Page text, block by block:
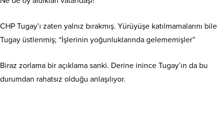
CHP Tugay’ı zaten yalnız bırakmış. Yürüyüşe katılmamalarını bile
Tugay üstlenmiş; “İşlerinin yoğunluklarında gelememişler”
Biraz zorlama bir açıklama sanki. Derine inince Tugay’ın da bu
durumdan rahatsız olduğu anlaşılıyor.